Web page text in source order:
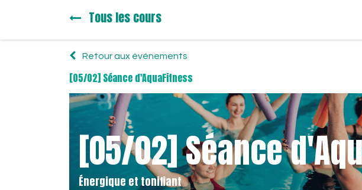
Tous les cours
Retour aux événements
[05/02] Séance d'AquaFitness
[05/02] Séance
Énergique et tonifiant